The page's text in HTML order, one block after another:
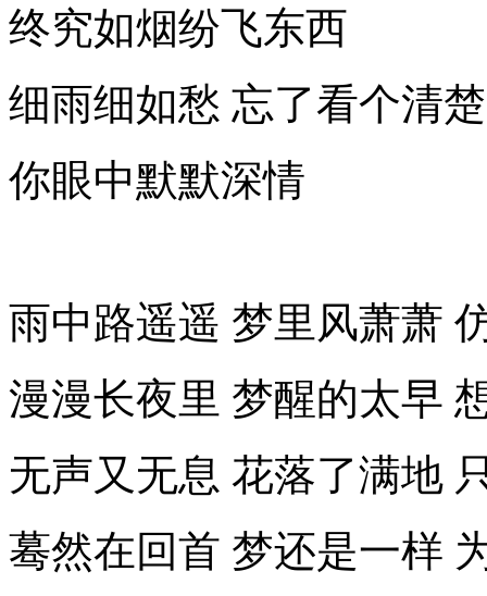
终究如烟纷飞东西
细雨细如愁 忘了看个清
你眼中默默深情
雨中路遥遥 梦里风萧
漫漫长夜里 梦醒的太
无声又无息 花落了满
蓦然在回首 梦还是一样